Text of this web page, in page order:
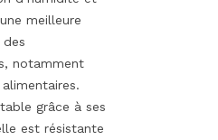
meilleure
notamment
grâce à ses
est résistante